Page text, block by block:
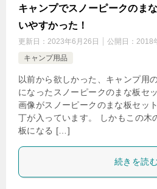
キャンプでスノーピークのま
いやすかった！
更新日： 2023年6月26日 公開日： 2018
キャンプ用品
以前から欲しかった、キャンプ用
になったスノーピークのまな板セ
画像がスノーピークのまな板セッ
丁が入っています。 しかもこの木
板になる […]
続きを読